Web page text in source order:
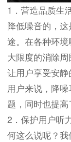
1．营造品质生
降低噪音的，
途。在各种环
大限度的消除
让用户享受安
用户来说，降
题，同时也提高
2．保护用户听
何这么说呢？